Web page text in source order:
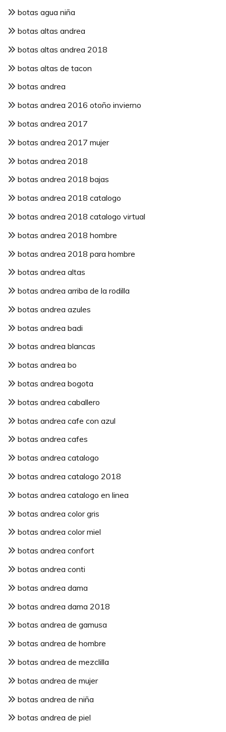
botas agua niña
botas altas andrea
botas altas andrea 2018
botas altas de tacon
botas andrea
botas andrea 2016 otoño invierno
botas andrea 2017
botas andrea 2017 mujer
botas andrea 2018
botas andrea 2018 bajas
botas andrea 2018 catalogo
botas andrea 2018 catalogo virtual
botas andrea 2018 hombre
botas andrea 2018 para hombre
botas andrea altas
botas andrea arriba de la rodilla
botas andrea azules
botas andrea badi
botas andrea blancas
botas andrea bo
botas andrea bogota
botas andrea caballero
botas andrea cafe con azul
botas andrea cafes
botas andrea catalogo
botas andrea catalogo 2018
botas andrea catalogo en linea
botas andrea color gris
botas andrea color miel
botas andrea confort
botas andrea conti
botas andrea dama
botas andrea dama 2018
botas andrea de gamusa
botas andrea de hombre
botas andrea de mezclilla
botas andrea de mujer
botas andrea de niña
botas andrea de piel